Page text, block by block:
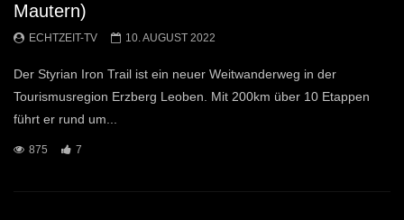
Mautern)
ECHTZEIT-TV 10. AUGUST 2022
Der Styrian Iron Trail ist ein neuer Weitwanderweg in der
Tourismusregion Erzberg Leoben. Mit 200km über 10 Etappen
führt er rund um...
875 7